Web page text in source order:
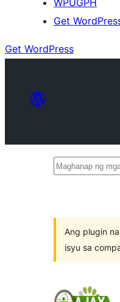
WPUGPH
Get
Get WordPress
Maghanap
plugin
Ang plugin
isyu sa